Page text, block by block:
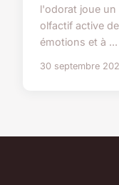
l'odorat joue un
olfactif active
émotions et à ...
30 septembre